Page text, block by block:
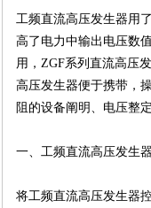
工频直流高压发生器用
高了电力中输出电压数
用，ZGF系列直流高压
高压发生器便于携带，
阻的设备阐明、电压整
一、工频直流高压发生
将工频直流高压发生器